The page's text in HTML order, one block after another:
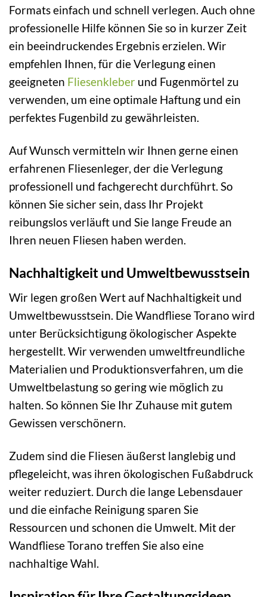
Formats einfach und schnell verlegen. Auch ohne
professionelle Hilfe können Sie so in kurzer Zeit
ein beeindruckendes Ergebnis erzielen. Wir
empfehlen Ihnen, für die Verlegung einen
geeigneten Fliesenkleber und Fugenmörtel zu
verwenden, um eine optimale Haftung und ein
perfektes Fugenbild zu gewährleisten.
Auf Wunsch vermitteln wir Ihnen gerne einen
erfahrenen Fliesenleger, der die Verlegung
professionell und fachgerecht durchführt. So
können Sie sicher sein, dass Ihr Projekt
reibungslos verläuft und Sie lange Freude an
Ihren neuen Fliesen haben werden.
Nachhaltigkeit und Umweltbewusstsein
Wir legen großen Wert auf Nachhaltigkeit und
Umweltbewusstsein. Die Wandfliese Torano wird
unter Berücksichtigung ökologischer Aspekte
hergestellt. Wir verwenden umweltfreundliche
Materialien und Produktionsverfahren, um die
Umweltbelastung so gering wie möglich zu
halten. So können Sie Ihr Zuhause mit gutem
Gewissen verschönern.
Zudem sind die Fliesen äußerst langlebig und
pflegeleicht, was ihren ökologischen Fußabdruck
weiter reduziert. Durch die lange Lebensdauer
und die einfache Reinigung sparen Sie
Ressourcen und schonen die Umwelt. Mit der
Wandfliese Torano treffen Sie also eine
nachhaltige Wahl.